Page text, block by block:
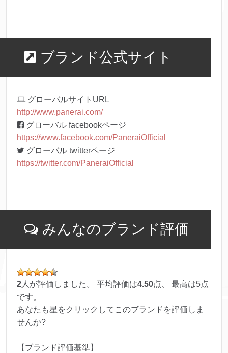
ブランド公式サイト
グローバルサイトURL
http://www.panerai.com/
グローバル facebookページ
https://www.facebook.com/PaneraiOfficial
グローバル twitterページ
https://twitter.com/PaneraiOfficial
みんなのブランド評価
2 人が評価しました。 平均評価は4.50点、 最高は5点
です。
あなたも星をクリックしてこのブランドを評価しま
せんか?
【ブランド評価基準】